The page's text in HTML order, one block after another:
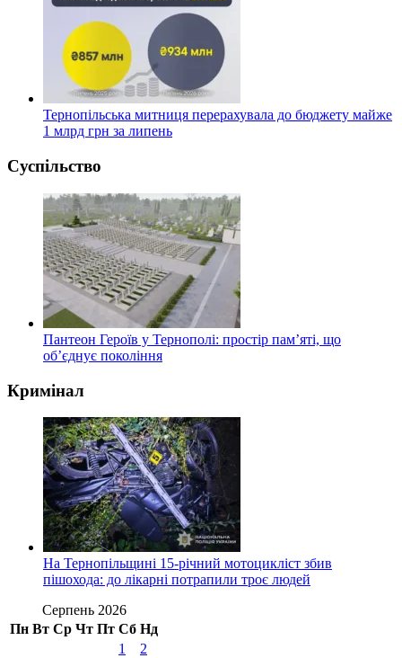
Тернопільська митниця перерахувала до бюджету майже
1 млрд грн за липень
Суспільство
Пантеон Героїв у Тернополі: простір пам’яті, що
об’єднує покоління
Кримінал
На Тернопільщині 15-річний мотоцикліст збив
пішохода: до лікарні потрапили троє людей
Серпень 2026
Пн Вт Ср Чт Пт Сб Нд
1
2